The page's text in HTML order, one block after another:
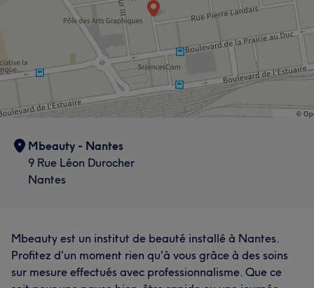
Mbeauty - Nantes
9 Rue Léon Durocher
Nantes
Mbeauty est un institut de beauté installé à Nantes.
Profitez d'un moment rien qu'à vous grâce à des soins
sur mesure effectués avec professionnalisme. Que ce